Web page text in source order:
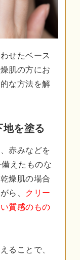
せたベース
肌の方にお
な方法を解
を塗る
赤みなどを
えたものな
燥肌の場合
ら、
クリー
質感のもの
ることで、